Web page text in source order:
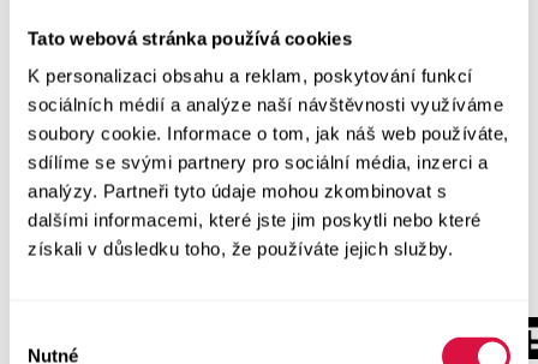
Tato webová stránka používá cookies
K personalizaci obsahu a reklam, poskytování funkcí
sociálních médií a analýze naší návštěvnosti využíváme
soubory cookie. Informace o tom, jak náš web používáte,
sdílíme se svými partnery pro sociální média, inzerci a
analýzy. Partneři tyto údaje mohou zkombinovat s
dalšími informacemi, které jste jim poskytli nebo které
získali v důsledku toho, že používáte jejich služby.
Nutné